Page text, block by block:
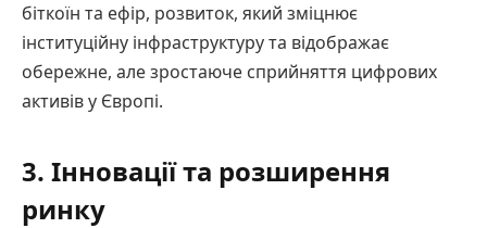
біткоїн та ефір, розвиток, який зміцнює
інституційну інфраструктуру та відображає
обережне, але зростаюче сприйняття цифрових
активів у Європі.
3. Інновації та розширення
ринку